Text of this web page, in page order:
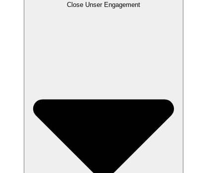
Close Unser Engagement